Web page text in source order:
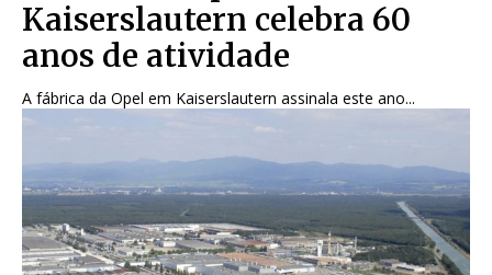
Kaiserslautern celebra 60
anos de atividade
A fábrica da Opel em Kaiserslautern assinala este ano...